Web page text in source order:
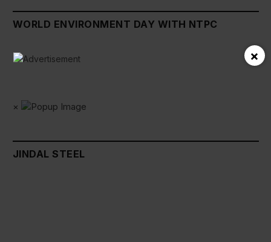
WORLD ENVIRONMENT DAY WITH NTPC
×
JINDAL STEEL
×